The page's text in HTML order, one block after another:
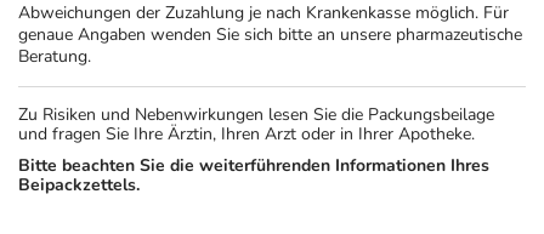
Abweichungen der Zuzahlung je nach Krankenkasse möglich. Für
genaue Angaben wenden Sie sich bitte an unsere pharmazeutische
Beratung.
Zu Risiken und Nebenwirkungen lesen Sie die Packungsbeilage
und fragen Sie Ihre Ärztin, Ihren Arzt oder in Ihrer Apotheke.
Bitte beachten Sie die weiterführenden Informationen Ihres
Beipackzettels.